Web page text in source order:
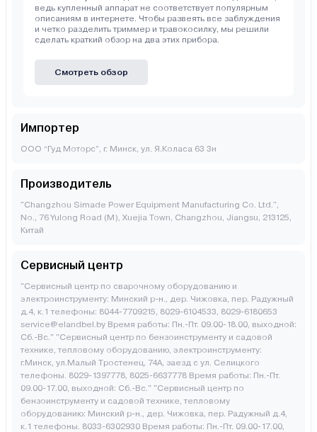
ведь купленный аппарат не соответствует популярным
описаниям в интернете. Чтобы развеять все заблуждения
и четко разделить триммер и травокосилку, мы решили
сделать краткий обзор на два этих прибора.
Смотреть обзор
Импортер
ООО “Гуд Моторс”, г. Минск, ул. Я.Коласа 63 3н
Производитель
"Changzhou Simade Power Equipment Manufacturing Co. Ltd.",
No., 76 Yulong Road (M), Xuejia Town, Changzhou, Jiangsu, 213125,
Китай
Сервисный центр
"Сервисный центр по сварочному оборудованию и
электроинструменту: Минский р-н., дер. Чижовка, пер. Радужный
д.4, к.1 телефоны: 8044-7709215, 8029-6104533, 8029-6180653
service@elandbel.by Время работы: Пн.-Пт. 09.00-18.00, выходной:
Сб.-Вс." "Сервисный центр по бензоинструменту и садовой
технике, тепловому оборудованию, электроинструменту:
г.Минск, ул.Малый Тростенец, 74А, заезд с ул. Селицкого
телефоны. 8029-1397778, 8025-6637778 Время работы: Пн.-Пт.
09.00-17.00, выходной: Cб.-Вс." "Сервисный центр по
бензоинструменту и садовой технике, тепловому
оборудованию: Минский р-н., дер. Чижовка, пер. Радужный д.4,
к.1 телефоны. 8033-6302930 Время работы: Пн.-Пт. 09.00-17.00,